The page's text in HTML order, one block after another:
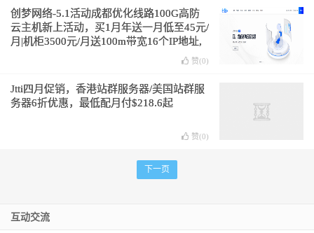
创梦网络-5.1活动成都优化线路100G高防
云主机新上活动，买1月年送一月低至45元/
月|机柜3500元/月送100m带宽16个IP地址,
赞(0)
Jtti四月促销，香港站群服务器/美国站群服
务器6折优惠，最低配月付$218.6起
赞(0)
下一页
互动交流